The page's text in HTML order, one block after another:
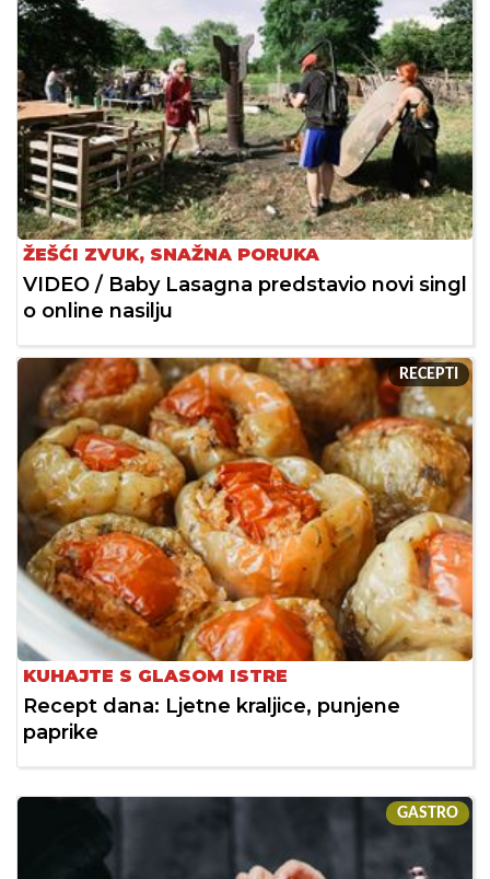
ŽEŠĆI ZVUK, SNAŽNA PORUKA
VIDEO / Baby Lasagna predstavio novi singl
o online nasilju
RECEPTI
KUHAJTE S GLASOM ISTRE
Recept dana: Ljetne kraljice, punjene
paprike
GASTRO